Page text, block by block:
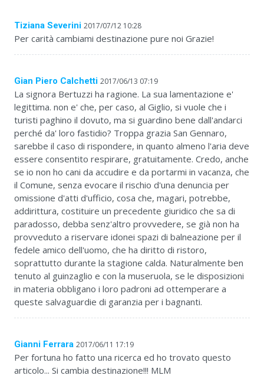
Tiziana Severini 2017/07/12 10:28
Per carità cambiami destinazione pure noi Grazie!
Gian Piero Calchetti 2017/06/13 07:19
La signora Bertuzzi ha ragione. La sua lamentazione e'
legittima. non e' che, per caso, al Giglio, si vuole che i
turisti paghino il dovuto, ma si guardino bene dall'andarci
perché da' loro fastidio? Troppa grazia San Gennaro,
sarebbe il caso di rispondere, in quanto almeno l'aria deve
essere consentito respirare, gratuitamente. Credo, anche
se io non ho cani da accudire e da portarmi in vacanza, che
il Comune, senza evocare il rischio d'una denuncia per
omissione d'atti d'ufficio, cosa che, magari, potrebbe,
addirittura, costituire un precedente giuridico che sa di
paradosso, debba senz'altro provvedere, se già non ha
provveduto a riservare idonei spazi di balneazione per il
fedele amico dell'uomo, che ha diritto di ristoro,
soprattutto durante la stagione calda. Naturalmente ben
tenuto al guinzaglio e con la museruola, se le disposizioni
in materia obbligano i loro padroni ad ottemperare a
queste salvaguardie di garanzia per i bagnanti.
Gianni Ferrara 2017/06/11 17:19
Per fortuna ho fatto una ricerca ed ho trovato questo
articolo... Si cambia destinazione!!! MLM